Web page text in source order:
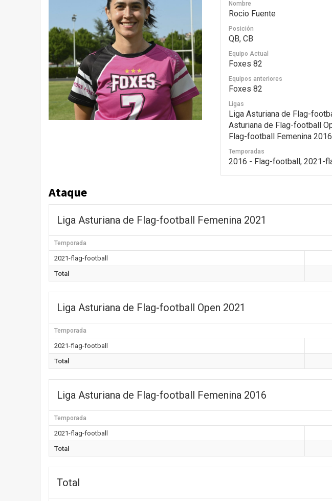
Nombre
Rocio Fuente
Posición
QB, CB
Equipo Actual
Foxes 82
Equipos anteriores
Foxes 82
Ligas
Liga Asturiana de Flag-
Asturiana de Flag-football
Flag-football Femenina 2016
Temporadas
2016 - Flag-football, 2021-
Ataque
Liga Asturiana de Flag-football Femenina 2021
Temporada
2021-flag-football
Total
Liga Asturiana de Flag-football Open 2021
Temporada
2021-flag-football
Total
Liga Asturiana de Flag-football Femenina 2016
Temporada
2021-flag-football
Total
Total